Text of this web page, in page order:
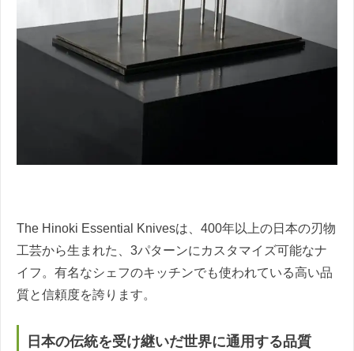
The Hinoki Essential Knivesは、400年以上の日本の刃物
工芸から生まれた、3パターンにカスタマイズ可能なナ
イフ。有名なシェフのキッチンでも使われている高い品
質と信頼度を誇ります。
日本の伝統を受け継いだ世界に通用する品質